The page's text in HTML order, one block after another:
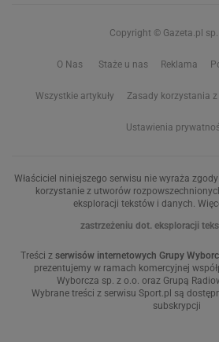
Copyright © Gazeta.pl sp.
O Nas Staże u nas Reklama
Wszystkie artykuły Zasady korzystania
Ustawienia
Właściciel niniejszego serwisu nie wyraża
korzystanie z utworów
eksploracji tekstów i danych.
zastrzeżeniu dot. eksploracji
Treści z serwisów internetowych Grupy
prezentujemy w ramach komercyjnej
Wyborcza sp. z o.o. oraz Grupą
Wybrane treści z serwisu Sport.pl są
subskrypcji